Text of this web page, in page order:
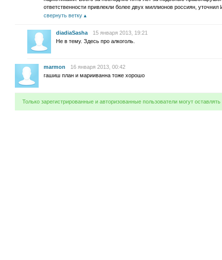
ответственности привлекли более двух миллионов россиян, уточнил
свернуть ветку
diadiaSasha
15 января 2013, 19:21
Не в тему. Здесь про алкоголь.
marmon
16 января 2013, 00:42
гашиш план и марииванна тоже хорошо
Только зарегистрированные и авторизованные пользователи могут